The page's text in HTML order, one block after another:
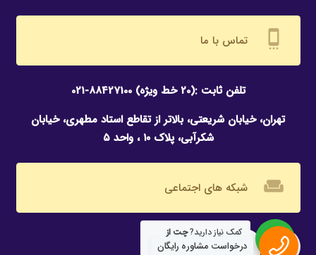
settings_cell تماس با ما
تلفن ثابت :(20 خط ویژه) 88427100-021
تهران، خیابان شریعتی، بالاتر از تقاطع استاد مطهری، خیابان
شکرآبی، پلاک ۱۰ ، واحد ۵
weekend شبکه های اجتماعی
درخواست مشاوره رایگان
کمک نیاز دارید?چت از
طریق واتساپ